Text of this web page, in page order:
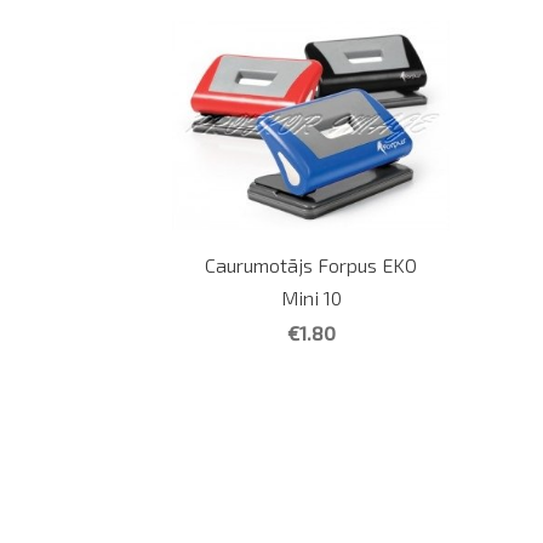
Caurumotājs Forpus EKO
Mini 10
€1.80